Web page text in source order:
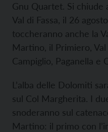
Gnu Quartet. Si chiude
Val di Fassa, il 26
toccheranno anche la
Martino, il Primiero,
Campiglio, Paganella e
L’alba delle Dolomiti
sul Col Margherita. I
snoderanno sul
Martino: il primo con